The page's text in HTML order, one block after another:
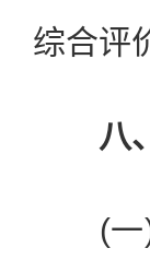
综合评
八
(一)